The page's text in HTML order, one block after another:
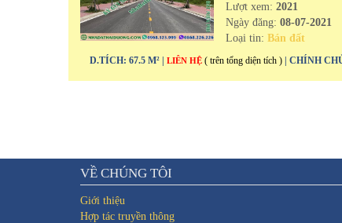
Lượt xem:2021
Ngày đăng:08-07-2021
Loại tin:Bán đất
D.TÍCH: 67.5 M² | LIÊN HỆ ( trên tổng diện tích ) | CHÍNH
VỀ CHÚNG TÔI
Giới thiệu
Hợp tác truyền thông